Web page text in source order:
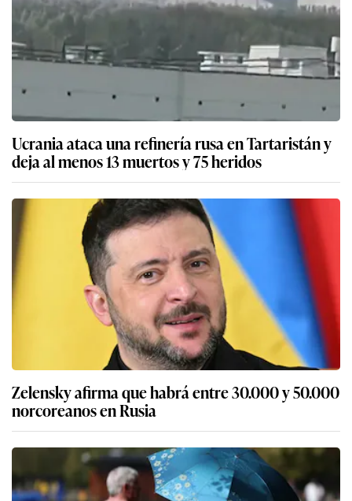
Ucrania ataca una refinería rusa en Tartaristán y
deja al menos 13 muertos y 75 heridos
Zelensky afirma que habrá entre 30.000 y 50.000
norcoreanos en Rusia